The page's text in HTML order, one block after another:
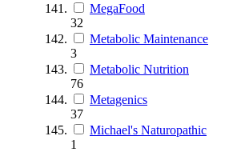
MegaFood
32
Metabolic Maintenance
3
Metabolic Nutrition
76
Metagenics
37
Michael's Naturopathic
1